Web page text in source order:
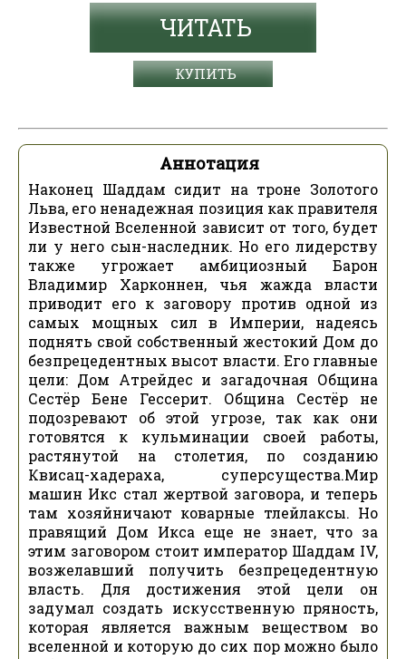
ЧИТАТЬ
КУПИТЬ
Аннотация
Наконец Шаддам сидит на троне Золотого
Льва, его ненадежная позиция как правителя
Известной Вселенной зависит от того, будет
ли у него сын-наследник. Но его лидерству
также угрожает амбициозный Барон
Владимир Харконнен, чья жажда власти
приводит его к заговору против одной из
самых мощных сил в Империи, надеясь
поднять свой собственный жестокий Дом до
безпрецедентных высот власти. Его главные
цели: Дом Атрейдес и загадочная Община
Сестёр Бене Гессерит. Община Сестёр не
подозревают об этой угрозе, так как они
готовятся к кульминации своей работы,
растянутой на столетия, по созданию
Квисац-хадераха, суперсущества.Мир
машин Икс стал жертвой заговора, и теперь
там хозяйничают коварные тлейлаксы. Но
правящий Дом Икса еще не знает, что за
этим заговором стоит император Шаддам IV,
возжелавший получить безпрецедентную
власть. Для достижения этой цели он
задумал создать искусственную пряность,
которая является важным веществом во
вселенной и которую до сих пор можно было